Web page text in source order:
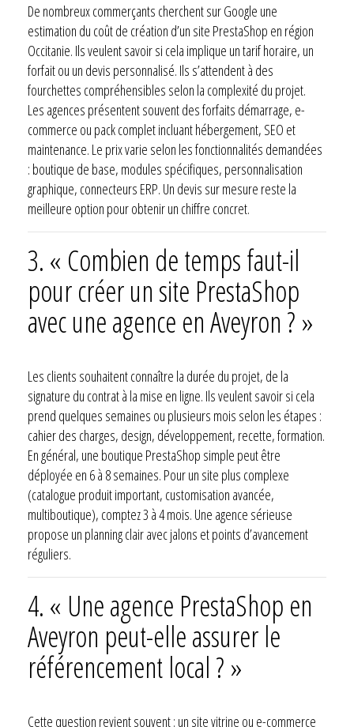
De nombreux commerçants cherchent sur Google une
estimation du coût de création d’un site PrestaShop en région
Occitanie. Ils veulent savoir si cela implique un tarif horaire, un
forfait ou un devis personnalisé. Ils s’attendent à des
fourchettes compréhensibles selon la complexité du projet.
Les agences présentent souvent des forfaits démarrage, e-
commerce ou pack complet incluant hébergement, SEO et
maintenance. Le prix varie selon les fonctionnalités demandées
: boutique de base, modules spécifiques, personnalisation
graphique, connecteurs ERP. Un devis sur mesure reste la
meilleure option pour obtenir un chiffre concret.
3. « Combien de temps faut-il
pour créer un site PrestaShop
avec une agence en Aveyron ? »
Les clients souhaitent connaître la durée du projet, de la
signature du contrat à la mise en ligne. Ils veulent savoir si cela
prend quelques semaines ou plusieurs mois selon les étapes :
cahier des charges, design, développement, recette, formation.
En général, une boutique PrestaShop simple peut être
déployée en 6 à 8 semaines. Pour un site plus complexe
(catalogue produit important, customisation avancée,
multiboutique), comptez 3 à 4 mois. Une agence sérieuse
propose un planning clair avec jalons et points d’avancement
réguliers.
4. « Une agence PrestaShop en
Aveyron peut-elle assurer le
référencement local ? »
Cette question revient souvent : un site vitrine ou e-commerce